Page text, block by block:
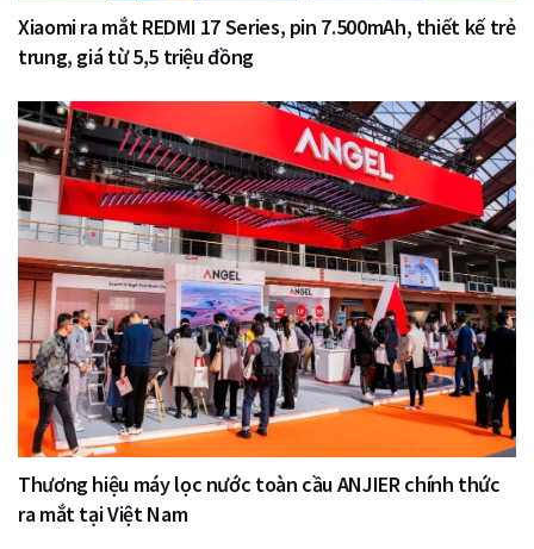
Xiaomi ra mắt REDMI 17 Series, pin 7.500mAh, thiết kế trẻ
trung, giá từ 5,5 triệu đồng
Thương hiệu máy lọc nước toàn cầu ANJIER chính thức
ra mắt tại Việt Nam